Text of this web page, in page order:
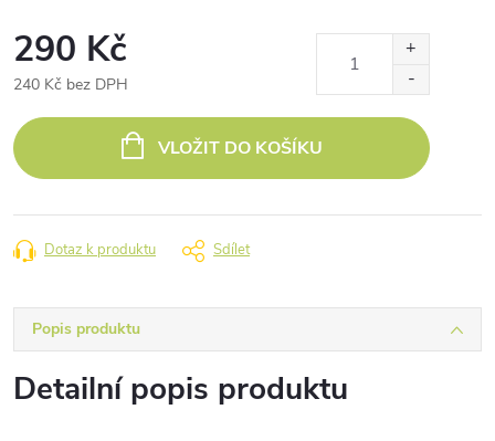
290 Kč
240 Kč bez DPH
cena:
VLOŽIT DO KOŠÍKU
Dotaz k produktu Sdílet
Popis produktu
Detailní popis produktu